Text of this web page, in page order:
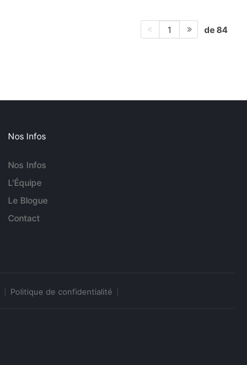
1 de 84
Nos Infos
Nos Infos
L'Équipe
Le Blogue
Contact
Politique de confidentialité